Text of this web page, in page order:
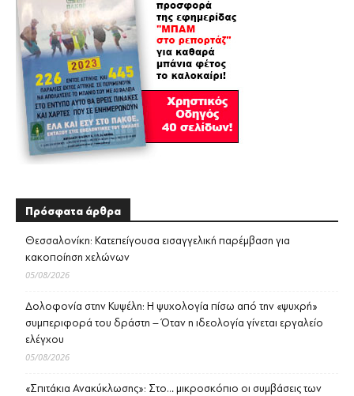
Πρόσφατα άρθρα
Θεσσαλονίκη: Κατεπείγουσα εισαγγελική παρέμβαση για
κακοποίηση χελώνων
05/08/2026
Δολοφονία στην Κυψέλη: Η ψυχολογία πίσω από την «ψυχρή»
συμπεριφορά του δράστη – Όταν η ιδεολογία γίνεται εργαλείο
ελέγχου
05/08/2026
«Σπιτάκια Ανακύκλωσης»: Στο… μικροσκόπιο οι συμβάσεις των